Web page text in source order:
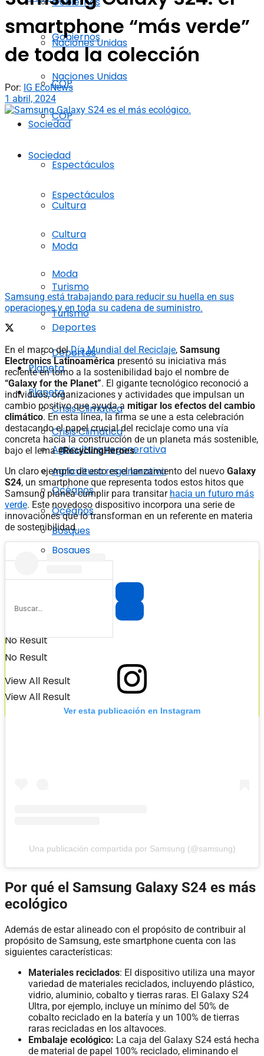
Naciones Unidas
COP
Sociedad
Espectáculos
Cultura
Moda
Turismo
Deportes
Planeta
Crisis Climática
Agricultura regenerativa
Océanos
Bosques
No Result
View All Result
Gobiernos
Naciones Unidas
COP
Sociedad
Espectáculos
Cultura
Moda
Turismo
Deportes
Planeta
Crisis Climática
Agricultura regenerativa
Océanos
Bosques
No Result
View All Result
smartphone “más verde”
de toda la colección
Por: IG EcoNews
1 abril, 2024
Samsung está trabajando para reducir su huella en sus
operaciones y en toda su cadena de suministro.
En el marco delDía Mundial del Reciclaje, Samsung
Electronics Latinoamérica presentó su iniciativa más
reciente en torno a la sostenibilidad bajo el nombre de
“Galaxy for the Planet”. El gigante tecnológico reconoció a
individuos, organizaciones y actividades que impulsan un
cambio positivo que ayuda a mitigar los efectos del cambio
climático. En esta línea, la firma se une a esta celebración
destacando el papel crucial del reciclaje como una vía
concreta hacia la construcción de un planeta más sostenible,
bajo el lema#RecyclingHeroes.
Un claro ejemplo de esto es el lanzamiento del nuevo Galaxy
S24, un smartphone que representa todos estos hitos que
Samsung planea cumplir para transitar hacia un futuro más
verde. Este novedoso dispositivo incorpora una serie de
innovaciones que lo transforman en un referente en materia
de sostenibilidad.
Ver esta publicación en Instagram
Una publicación compartida por Samsung (@samsung)
Por qué el Samsung Galaxy S24 es más
ecológico
Además de estar alineado con el propósito de contribuir al
propósito de Samsung, este smartphone cuenta con las
siguientes características:
Materiales reciclados: El dispositivo utiliza una mayor
variedad de materiales reciclados, incluyendo plástico,
vidrio, aluminio, cobalto y tierras raras. El Galaxy S24
Ultra, por ejemplo, incluye un mínimo del 50% de
cobalto reciclado en la batería y un 100% de tierras
raras recicladas en los altavoces.
Embalaje ecológico: La caja del Galaxy S24 está hecha
de material de papel 100% reciclado, eliminando el